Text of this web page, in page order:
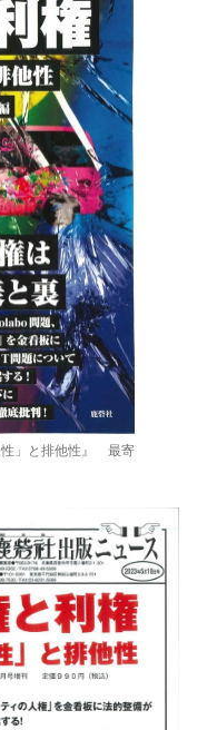
」と排他性』 最寄